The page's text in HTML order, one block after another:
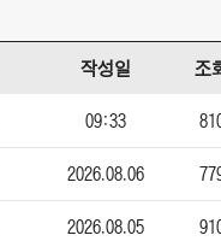
작성일 조
09:33
2026.08.06
2026.08.05